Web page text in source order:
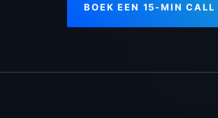
BOEK EEN 15-MIN CALL